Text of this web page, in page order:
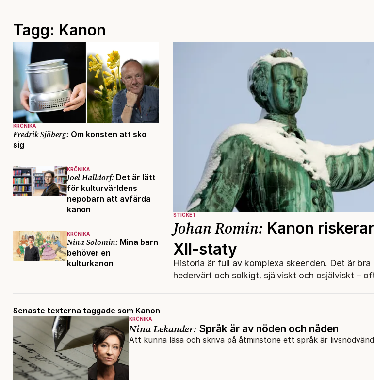
Tagg: Kanon
KRÖNIKA
Fredrik Sjöberg: Om konsten att sko
sig
KRÖNIKA
Joel Halldorf: Det är lätt
för kulturvärldens
nepobarn att avfärda
kanon
KRÖNIKA
Nina Solomin: Mina barn
behöver en
kulturkanon
STICKET
Johan Romin: Kanon
XII-staty
Historia är full av komplexa skeenden. Det är
hedervärt och solkigt, själviskt och osjälviskt –
Senaste texterna taggade som Kanon
KRÖNIKA
Nina Lekander: Språk är av nöden och nåden
Att kunna läsa och skriva på åtminstone ett språk är